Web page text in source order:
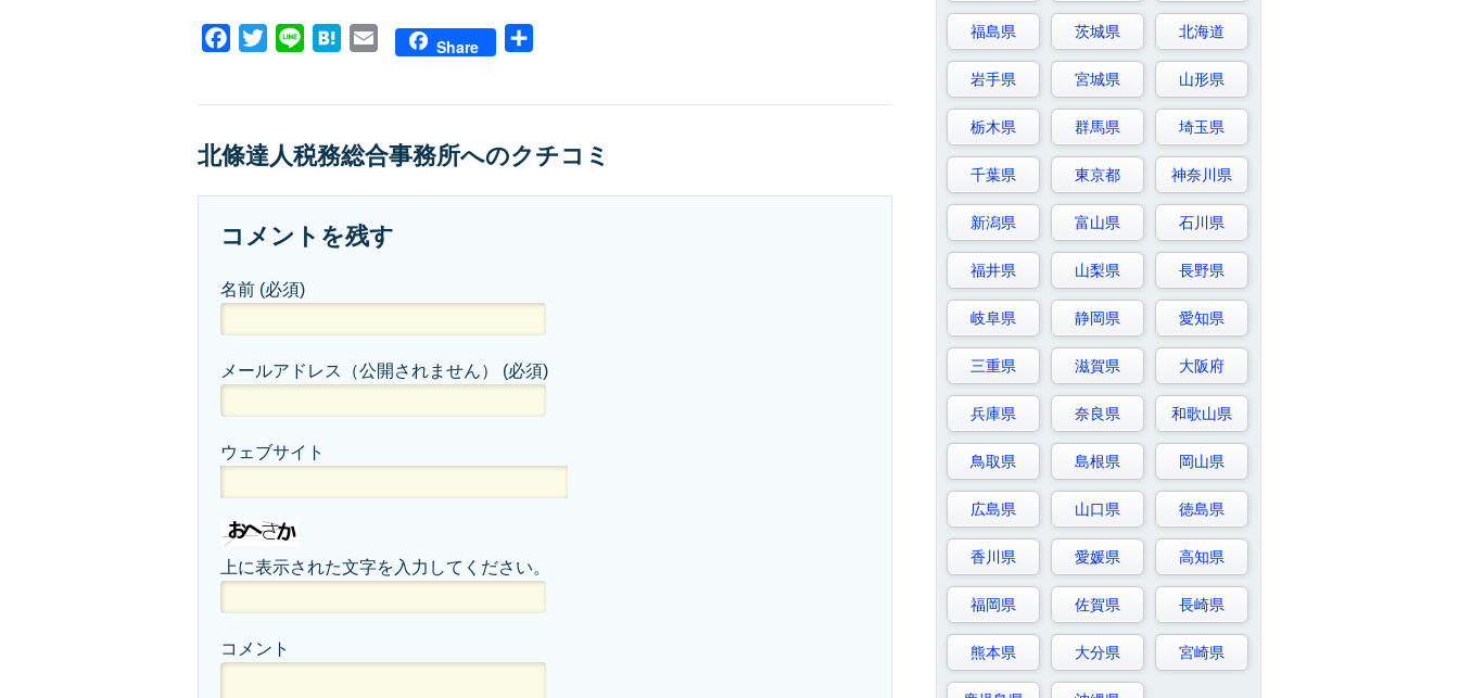
Facebook
Twitter Line HatenaEmail Share
北條達人税務総合事務所へのクチコミ
コメントを残す
名前 (必須)
メールアドレス（公開されません） (必須)
ウェブサイト
上に表示された文字を入力してください。
コメント
福島県 茨城県 北海道
岩手県 宮城県 山形県
栃木県 群馬県 埼玉県
千葉県 東京都 神奈川県
新潟県 富山県 石川県
福井県 山梨県 長野県
岐阜県 静岡県 愛知県
三重県 滋賀県 大阪府
兵庫県 奈良県 和歌山県
鳥取県 島根県 岡山県
広島県 山口県 徳島県
香川県 愛媛県 高知県
福岡県 佐賀県 長崎県
熊本県 大分県 宮崎県